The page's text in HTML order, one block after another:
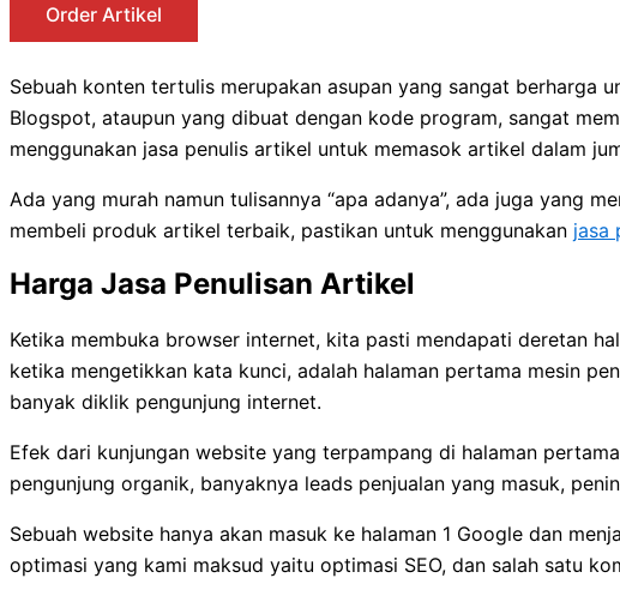
Order Artikel
Sebuah konten tertulis merupakan asupan yang sangat berharga
Blogspot, ataupun yang dibuat dengan kode program, sangat
menggunakan jasa penulis artikel untuk memasok artikel dalam
Ada yang murah namun tulisannya “apa adanya”, ada juga yang
membeli produk artikel terbaik, pastikan untuk menggunakan jasa
Harga Jasa Penulisan Artikel
Ketika membuka browser internet, kita pasti mendapati deretan
ketika mengetikkan kata kunci, adalah halaman pertama mesin
banyak diklik pengunjung internet.
Efek dari kunjungan website yang terpampang di halaman
pengunjung organik, banyaknya leads penjualan yang masuk,
Sebuah website hanya akan masuk ke halaman 1 Google dan
optimasi yang kami maksud yaitu optimasi SEO, dan salah satu